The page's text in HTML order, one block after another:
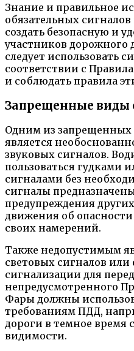
Знание и правильное
обязательных
создать безопасную и
участников
следует использовать
соответствии с
и соблюдать правила
Запрещенные виды
Одним из запрещенных
является
звуковых сигналов.
пользоваться гудками
сигналами без
сигналы
предупреждения
движения об
своих намерений.
Также недопустимым
световых сигналов или
сигнализации для
непредусмотренного
Фары должны
требованиям ПДД,
дороги в темное время
видимости.